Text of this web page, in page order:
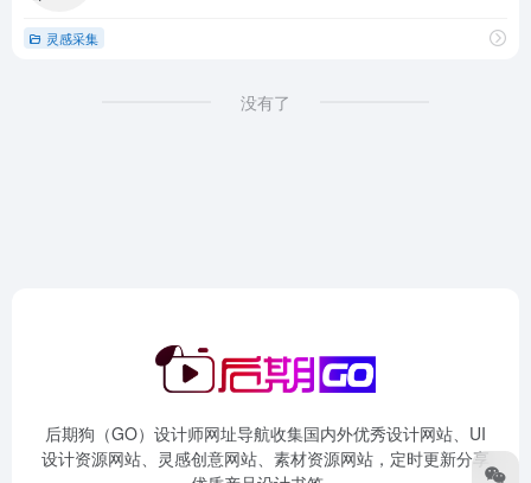
灵感采集
没有了
后期狗（GO）设计师网址导航收集国内外优秀设计网站、UI
设计资源网站、灵感创意网站、素材资源网站，定时更新分享